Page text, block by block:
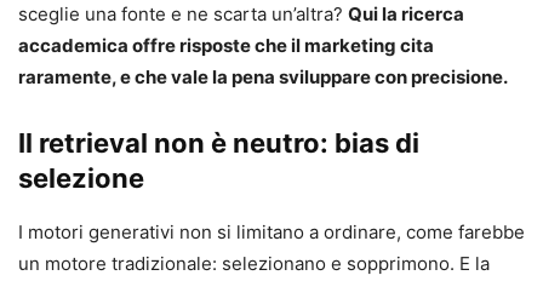
sceglie una fonte e ne scarta un’altra? Qui la ricerca
accademica offre risposte che il marketing cita
raramente, e che vale la pena sviluppare con precisione.
Il retrieval non è neutro: bias di
selezione
I motori generativi non si limitano a ordinare, come farebbe
un motore tradizionale: selezionano e sopprimono. E la